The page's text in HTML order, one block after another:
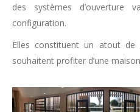
des systèmes d’ouverture
configuration.
Elles constituent un atout
souhaitent profiter d’une